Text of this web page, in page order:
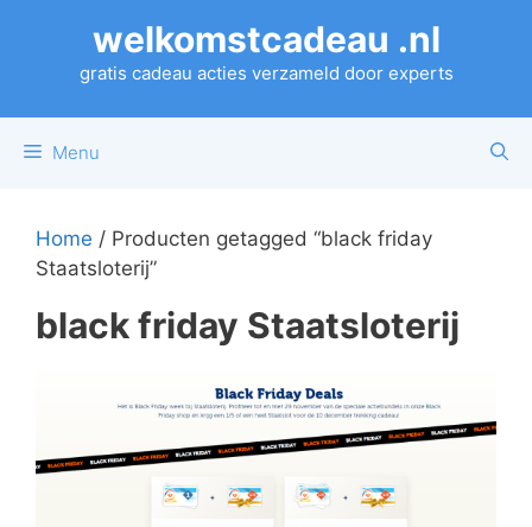
welkomstcadeau .nl
gratis cadeau acties verzameld door experts
Menu
Home / Producten getagged “black friday
Staatsloterij”
black friday Staatsloterij